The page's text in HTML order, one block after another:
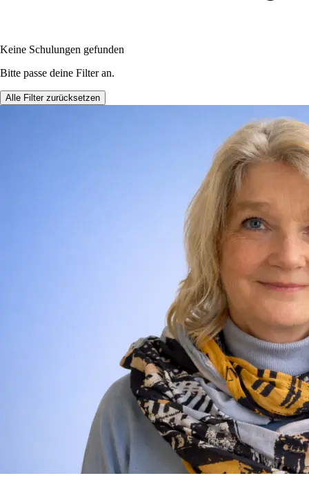
Keine Schulungen gefunden
Bitte passe deine Filter an.
Alle Filter zurücksetzen